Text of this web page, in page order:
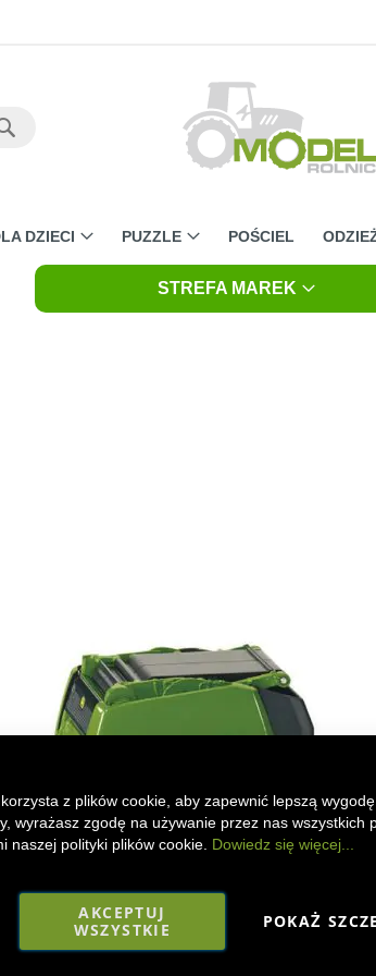
z plików cookie, aby zapewnić lepszą
wyrażasz zgodę na używanie przez nas wszystkich
naszej polityki plików cookie. Dowiedz się więcej...
AKCEPTUJ
WSZYSTKIE
POKAŻ
DZIECI PUZZLE POŚCIEL
STREFA MAREK